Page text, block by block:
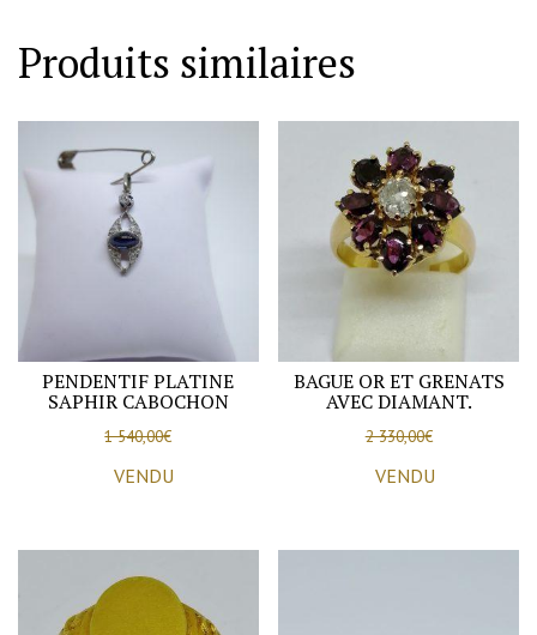
Produits similaires
PENDENTIF PLATINE
SAPHIR CABOCHON
1 540,00€
VENDU
BAGUE OR ET GRENATS
AVEC DIAMANT.
2 330,00€
VENDU